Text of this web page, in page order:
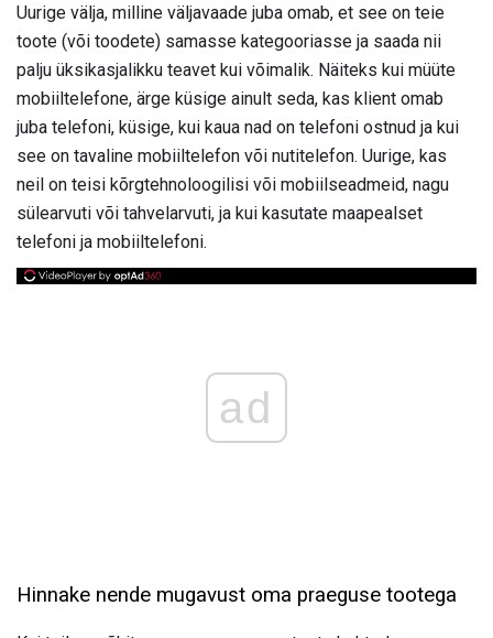
Uurige välja, milline väljavaade juba omab, et see on teie
toote (või toodete) samasse kategooriasse ja saada nii
palju üksikasjalikku teavet kui võimalik. Näiteks kui müüte
mobiiltelefone, ärge küsige ainult seda, kas klient omab
juba telefoni, küsige, kui kaua nad on telefoni ostnud ja kui
see on tavaline mobiiltelefon või nutitelefon. Uurige, kas
neil on teisi kõrgtehnoloogilisi või mobiilseadmeid, nagu
sülearvuti või tahvelarvuti, ja kui kasutate maapealset
telefoni ja mobiiltelefoni.
ad
Hinnake nende mugavust oma praeguse tootega